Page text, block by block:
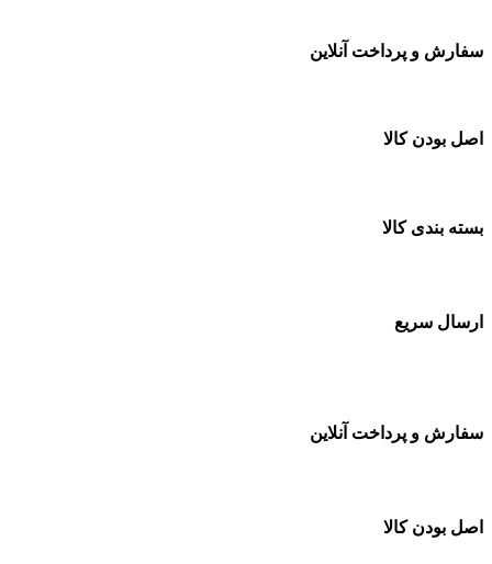
سفارش و پرداخت آنلاین
اصل بودن کالا
بسته بندی کالا
ارسال سریع
سفارش و پرداخت آنلاین
اصل بودن کالا